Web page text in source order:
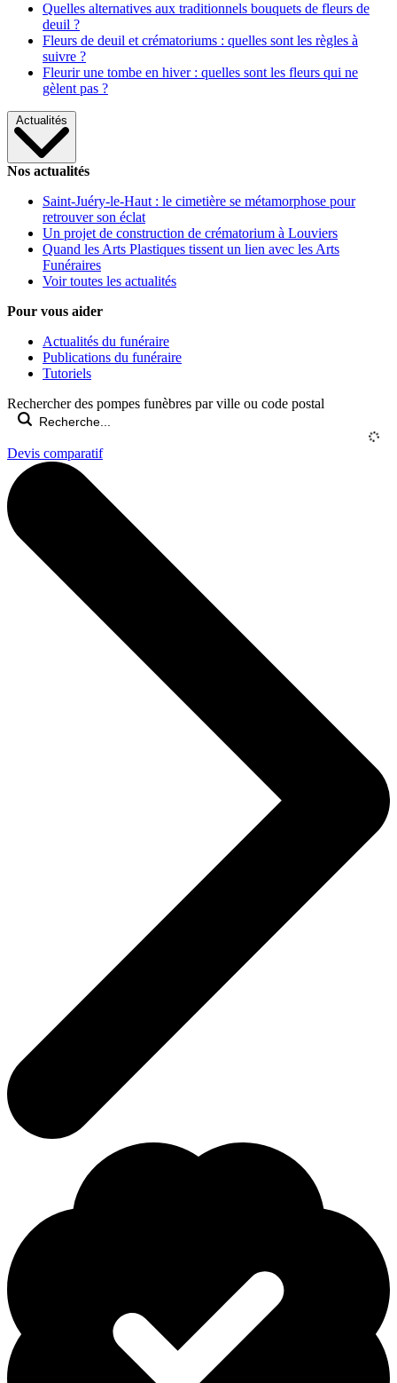
Quelles alternatives aux traditionnels bouquets de fleurs de
deuil ?
Fleurs de deuil et crématoriums : quelles sont les règles à
suivre ?
Fleurir une tombe en hiver : quelles sont les fleurs qui ne
gèlent pas ?
Actualités
Nos actualités
Saint-Juéry-le-Haut : le cimetière se métamorphose pour
retrouver son éclat
Un projet de construction de crématorium à Louviers
Quand les Arts Plastiques tissent un lien avec les Arts
Funéraires
Voir toutes les actualités
Pour vous aider
Actualités du funéraire
Publications du funéraire
Tutoriels
Rechercher des pompes funèbres par ville ou code postal
Devis comparatif